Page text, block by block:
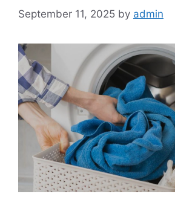
September 11, 2025 by admin